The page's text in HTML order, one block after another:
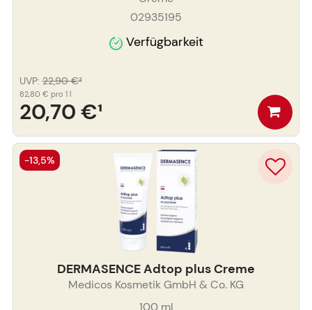
02935195
Verfügbarkeit
20,70 €¹
UVP: 22,90 €³
82,80 € pro 1 l
DERMASENCE Adtop plus Creme
Medicos Kosmetik GmbH & Co. KG
-13,5%